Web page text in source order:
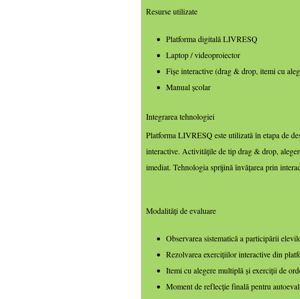
Resurse utilizate
Platforma digitală LIVRESQ
Laptop / videoproiector
Fișe interactive (drag & drop, itemi cu
Manual școlar
Integrarea tehnologiei
Platforma LIVRESQ este utilizată în etapa de
interactive. Activitățile de tip drag & drop,
imediat. Tehnologia sprijină învățarea prin
Modalități de evaluare
Observarea sistematică a participării
Rezolvarea exercițiilor interactive din
Itemi cu alegere multiplă și exerciții de
Moment de reflecție finală pentru